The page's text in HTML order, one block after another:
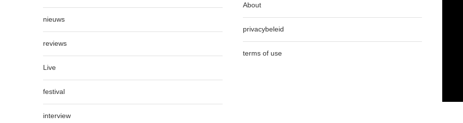
nieuws
reviews
Live
festival
interview
About
privacybeleid
terms of use